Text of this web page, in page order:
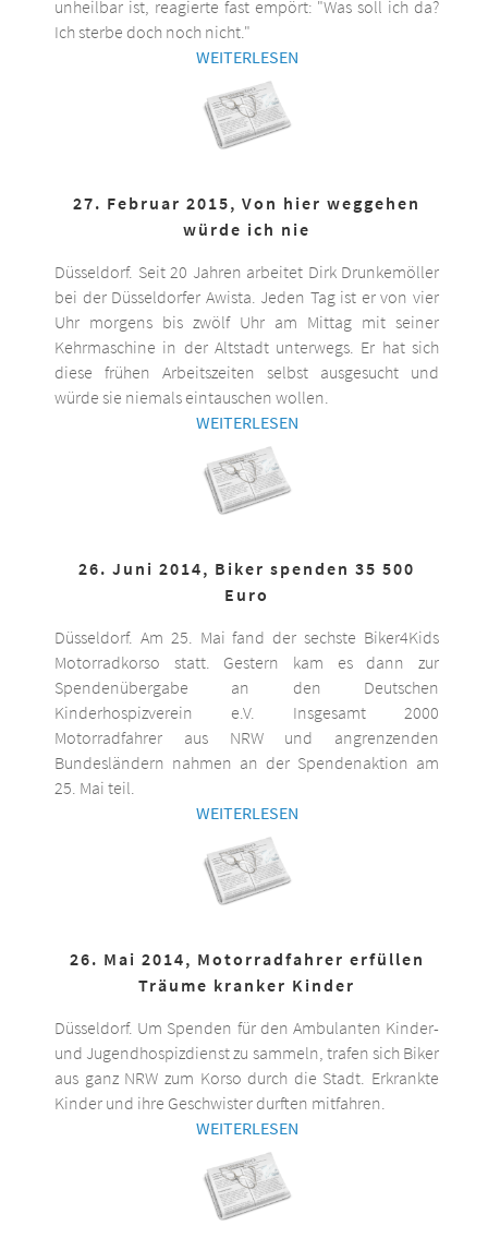
unheilbar ist, reagierte fast empört: "Was soll ich da?
Ich sterbe doch noch nicht."
WEITERLESEN
27. Februar 2015, Von hier weggehen
würde ich nie
Düsseldorf. Seit 20 Jahren arbeitet Dirk Drunkemöller
bei der Düsseldorfer Awista. Jeden Tag ist er von vier
Uhr morgens bis zwölf Uhr am Mittag mit seiner
Kehrmaschine in der Altstadt unterwegs. Er hat sich
diese frühen Arbeitszeiten selbst ausgesucht und
würde sie niemals eintauschen wollen.
WEITERLESEN
26. Juni 2014, Biker spenden 35 500
Euro
Düsseldorf. Am 25. Mai fand der sechste Biker4Kids
Motorradkorso statt. Gestern kam es dann zur
Spendenübergabe an den Deutschen
Kinderhospizverein e.V. Insgesamt 2000
Motorradfahrer aus NRW und angrenzenden
Bundesländern nahmen an der Spendenaktion am
25. Mai teil.
WEITERLESEN
26. Mai 2014, Motorradfahrer erfüllen
Träume kranker Kinder
Düsseldorf. Um Spenden für den Ambulanten Kinder-
und Jugendhospizdienst zu sammeln, trafen sich Biker
aus ganz NRW zum Korso durch die Stadt. Erkrankte
Kinder und ihre Geschwister durften mitfahren.
WEITERLESEN